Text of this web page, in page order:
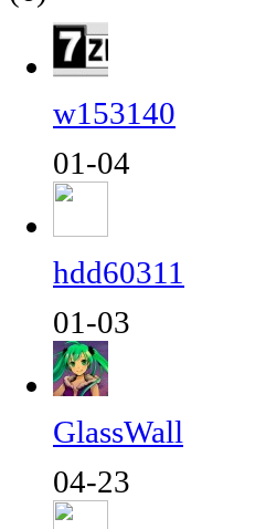
w153140
01-04
hdd60311
01-03
GlassWall
04-23